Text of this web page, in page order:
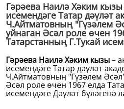
Гәрәева Наилә Хәким кызы
исемендәге Татар дәүләт
Ч.Айтматовның "Гүзәлем
уйнаган Әсәл роле өчен
Татарстанның Г.Тукай
Гәрәева Наилә Хәким кызы–
исемендәге Татар дәүләт
Ч.Айтматовның "Гүзәлем
Әсәл роле өчен 1967 елда
исемендәге Дәүләт бүләгенә